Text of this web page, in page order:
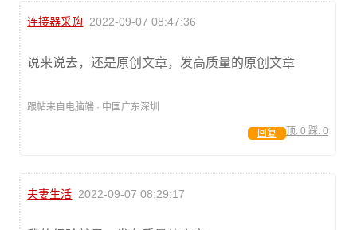
连接器采购 2022-09-07 08:47:36
说来说去，还是原创文章，发高质量的原创文章
跟帖来自电脑端 · 中国广东深圳
顶: 0 踩: 0
回复
夫妻生活 2022-09-07 08:29:17